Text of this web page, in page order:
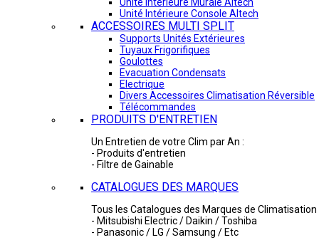
Unité Intérieure Console Altech
ACCESSOIRES MULTI SPLIT
Supports Unités Extérieures
Tuyaux Frigorifiques
Goulottes
Evacuation Condensats
Electrique
Divers Accessoires Climatisation Réversible
Télécommandes
PRODUITS D'ENTRETIEN
Un Entretien de votre Clim par An :
- Produits d'entretien
- Filtre de Gainable
CATALOGUES DES MARQUES
Tous les Catalogues des Marques de Climatisation
- Mitsubishi Electric / Daikin / Toshiba
- Panasonic / LG / Samsung / Etc